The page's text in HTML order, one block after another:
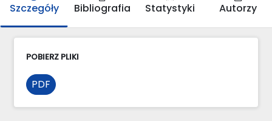
Szczegóły Bibliografia Statystyki Autorzy
POBIERZ PLIKI
PDF